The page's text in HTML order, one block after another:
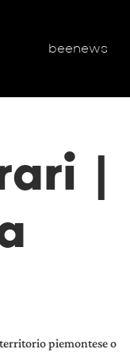
beenews
|
piemontese o